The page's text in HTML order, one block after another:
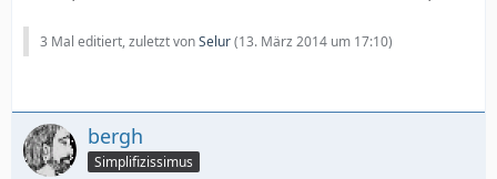
3 Mal editiert, zuletzt vonSelur(13. März 2014 um 17:10)
bergh
Simplifizissimus